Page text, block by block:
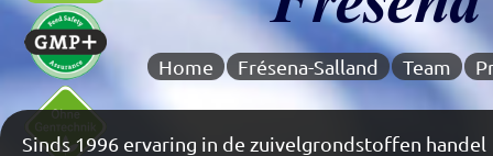
Home Frésena-Salland Team
Sinds 1996 ervaring in de zuivelgrondstoffen handel